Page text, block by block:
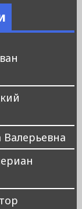
Валерьевна